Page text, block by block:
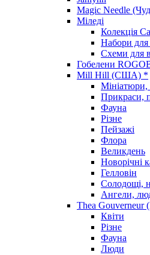
Magic Needle
Міледі
Колекція
Набори
Схеми для
Гобелени
Mill Hill (США) *
Мініатюри,
Прикраси,
Фауна
Різне
Пейзажі
Флора
Великдень
Новорічні
Гелловін
Солодощі,
Ангели,
Thea Gouverneur
Квіти
Різне
Фауна
Люди